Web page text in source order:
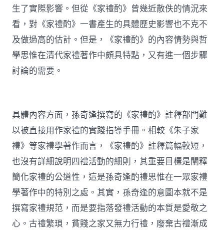
生了實際影響。但從《家禮酌》曾幾近散佚的情況來
看，對《家禮酌》一書產生的具體歷史影響也不克不
及做過高的估計。但是，《家禮酌》的內容情勢與哲
學思惟在清代家禮著作中頗具特點，又有進一個步驟
討論的需要。
具體內容方面，孫奇逢撰寫的《家禮酌》註釋部門難
以被直接用作家禮的實踐指導手冊。相較《朱子家
禮》等家禮學著作而言，《家禮酌》註釋篇幅較短，
也沒有詳細說明四禮活動的細則，其重要目標是闡釋
簡化家禮的公道性，這是孫奇逢酌禮思惟在一眾家禮
學著作中的特別之處。其實，孫奇逢的意圖本就不是
撰寫家禮規范，而是要指落發禮活動的本質是愛敬之
心。古禮繁瑣，貧賤之家又無力行禮，廢棄古禮漸成